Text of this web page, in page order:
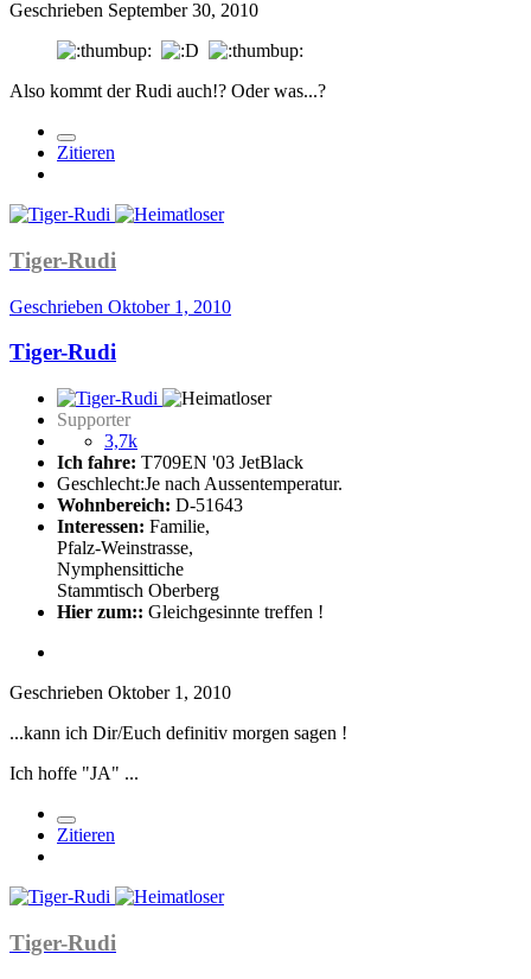
Geschrieben September 30, 2010
Also kommt der Rudi auch!? Oder was...?
Zitieren
Tiger-Rudi
Geschrieben Oktober 1, 2010
Tiger-Rudi
Supporter
3,7k
Ich fahre: T709EN '03 JetBlack
Geschlecht:Je nach Aussentemperatur.
Wohnbereich: D-51643
Interessen: Familie,
Pfalz-Weinstrasse,
Nymphensittiche
Stammtisch Oberberg
Hier zum:: Gleichgesinnte treffen !
Geschrieben Oktober 1, 2010
...kann ich Dir/Euch definitiv morgen sagen !
Ich hoffe "JA" ...
Zitieren
Tiger-Rudi